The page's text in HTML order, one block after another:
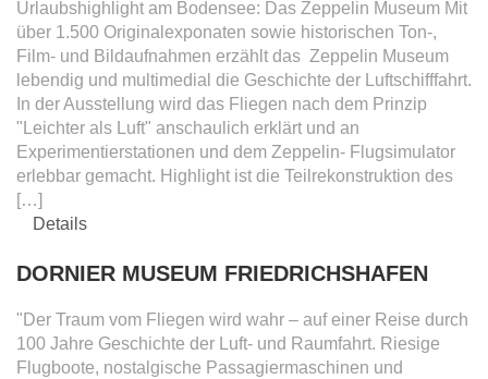
Urlaubshighlight am Bodensee: Das Zeppelin Museum Mit
über 1.500 Originalexponaten sowie historischen Ton-,
Film- und Bildaufnahmen erzählt das Zeppelin Museum
lebendig und multimedial die Geschichte der Luftschifffahrt.
In der Ausstellung wird das Fliegen nach dem Prinzip
"Leichter als Luft" anschaulich erklärt und an
Experimentierstationen und dem Zeppelin- Flugsimulator
erlebbar gemacht. Highlight ist die Teilrekonstruktion des
[…]
Details
DORNIER MUSEUM FRIEDRICHSHAFEN
"Der Traum vom Fliegen wird wahr – auf einer Reise durch
100 Jahre Geschichte der Luft- und Raumfahrt. Riesige
Flugboote, nostalgische Passagiermaschinen und